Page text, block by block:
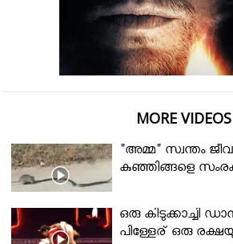
MORE VIDEOS
"അമ്മ" സ്വന്തം
കുഞ്ഞിങ്ങളെ
ഒരു കിടുക്കാച്ചി
പിള്ളേര് ഒരു